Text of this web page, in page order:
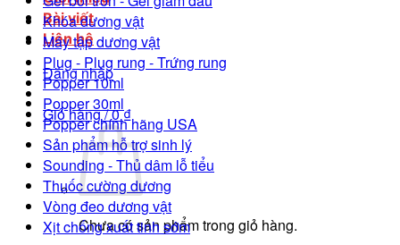
Bài viết
Liên hệ
Đăng nhập
Giỏ hàng /0₫
Chưa có sản phẩm trong giỏ hàng.
Khóa dương vật
Máy tập dương vật
Plug - Plug rung - Trứng rung
Popper 10ml
Popper 30ml
Popper chính hãng USA
Sản phẩm hỗ trợ sinh lý
Sounding - Thủ dâm lỗ tiểu
Thuốc cường dương
Vòng đeo dương vật
Xịt chống xuất tinh sớm